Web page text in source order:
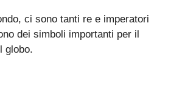
ci sono tanti re e imperatori
dei simboli importanti per il
globo.